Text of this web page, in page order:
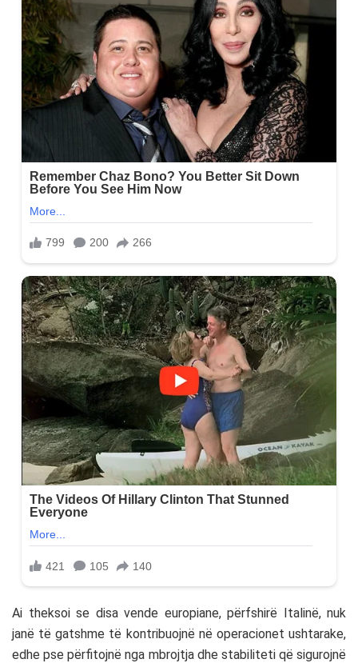
Ai theksoi se disa vende europiane, përfshirë Italinë, nuk
janë të gatshme të kontribuojnë në operacionet ushtarake,
edhe pse përfitojnë nga mbrojtja dhe stabiliteti që sigurojnë